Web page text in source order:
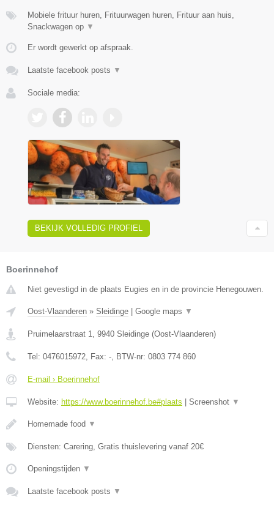
Mobiele frituur huren, Frituurwagen huren, Frituur aan huis,
Snackwagen op ▼
Er wordt gewerkt op afspraak.
Laatste facebook posts ▼
Sociale media:
BEKIJK VOLLEDIG PROFIEL
Boerinnehof
Niet gevestigd in de plaats Eugies en in de provincie Henegouwen.
Oost-Vlaanderen » Sleidinge Google maps ▼
Pruimelaarstraat 1, 9940 Sleidinge (Oost-Vlaanderen)
Tel: 0476015972, Fax: -, BTW-nr: 0803 774 860
E-mail › Boerinnehof
Website: https://www.boerinnehof.be#plaats Screenshot ▼
Homemade food ▼
Diensten: Carering, Gratis thuislevering vanaf 20€
Openingstijden ▼
Laatste facebook posts ▼